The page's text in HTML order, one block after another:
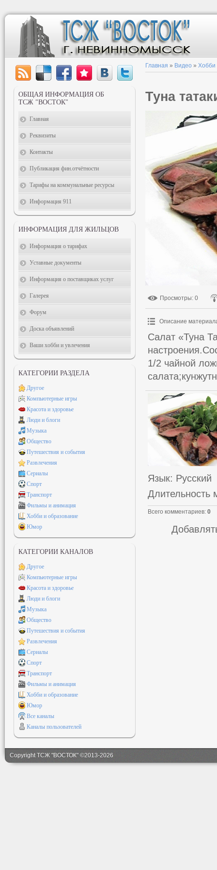
Главная » Видео » Хобби
Туна
Просмотры: 0
Описание
Салат «Туна
1/2 чайной
Язык: Русский
Длительность
Всего комментариев: 0
ОБЩАЯ ИНФОРМАЦИЯ ОБ
ТСЖ "ВОСТОК"
Главная
Реквизиты
Контакты
Публикация фин.отчётности
Тарифы на коммунальные ресурсы
Информация 911
ИНФОРМАЦИЯ ДЛЯ ЖИЛЬЦОВ
Информация о тарифах
Уставные документы
Информация о поставщиках услуг
Галерея
Форум
Доска объявлений
Ваши хобби и увлечения
КАТЕГОРИИ РАЗДЕЛА
Другое
Компьютерные игры
Красота и здоровье
Люди и блоги
Музыка
Общество
Путешествия и события
Развлечения
Сериалы
Спорт
Транспорт
Фильмы и анимация
Хобби и образование
Юмор
КАТЕГОРИИ КАНАЛОВ
Другое
Компьютерные игры
Красота и здоровье
Люди и блоги
Музыка
Общество
Путешествия и события
Развлечения
Сериалы
Спорт
Транспорт
Фильмы и анимация
Хобби и образование
Юмор
Все каналы
Каналы пользователей
Copyright ТСЖ "ВОСТОК" ©2013-2026